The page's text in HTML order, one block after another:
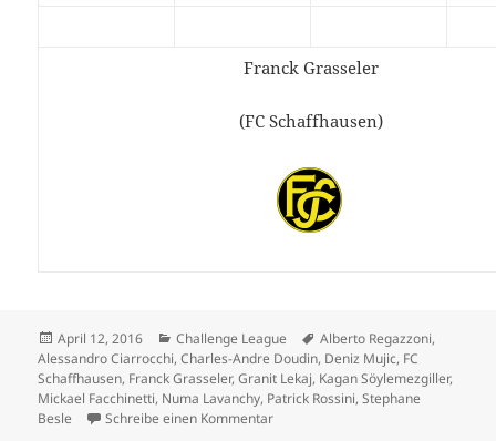
Franck Grasseler
(FC Schaffhausen)
Veröffentlicht
am
April 12, 2016 Kategorien
Challenge League Schlagwörter
Alberto Regazzoni,
Alessandro Ciarrocchi,Charles-Andre Doudin, Deniz Mujic, FC
Schaffhausen, Franck Grasseler,Granit Lekaj, Kagan Söylemezgiller,
Mickael Facchinetti, Numa Lavanchy, Patrick Rossini,Stephane
Besle
Schreibe einen Kommentarzu So schafft es Schaffhausen –